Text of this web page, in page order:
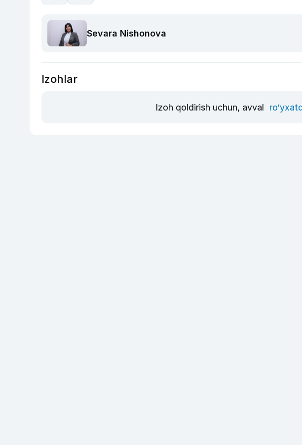
Sevara Nishonova
Izohlar
Izoh qoldirish uchun, avval